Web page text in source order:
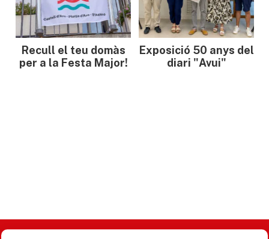
Recull el teu domàs
per a la Festa Major!
Exposició 50 anys del
diari "Avui"